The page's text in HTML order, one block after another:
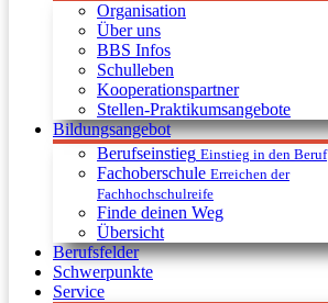
Organisation
Über uns
BBS Infos
Schulleben
Kooperationspartner
Stellen-Praktikumsangebote
Bildungsangebot
Berufseinstieg Einstieg in den Beruf
Fachoberschule Erreichen der
Fachhochschulreife
Finde deinen Weg
Übersicht
Berufsfelder
Schwerpunkte
Service